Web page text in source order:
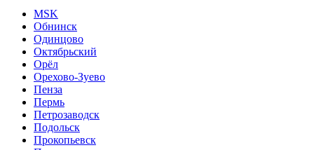
MSK
Обнинск
Одинцово
Октябрьский
Орёл
Орехово-Зуево
Пенза
Пермь
Петрозаводск
Подольск
Прокопьевск